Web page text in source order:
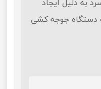
دستگاه جوجه کشی